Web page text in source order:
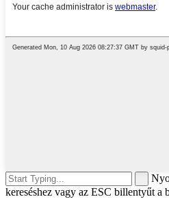
kereséshez vagy az ESC billentyűt a